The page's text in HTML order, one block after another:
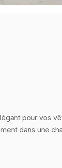
pour vos
dans une